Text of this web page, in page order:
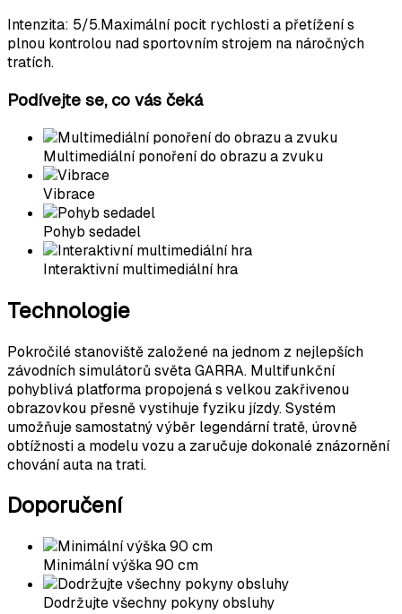
Intenzita: 5/5.Maximální pocit rychlosti a přetížení s
plnou kontrolou nad sportovním strojem na náročných
tratích.
Podívejte se, co vás čeká
Multimediální ponoření do obrazu a zvuku
Vibrace
Pohyb sedadel
Interaktivní multimediální hra
Technologie
Pokročilé stanoviště založené na jednom z nejlepších
závodních simulátorů světa GARRA. Multifunkční
pohyblivá platforma propojená s velkou zakřivenou
obrazovkou přesně vystihuje fyziku jízdy. Systém
umožňuje samostatný výběr legendární tratě, úrovně
obtížnosti a modelu vozu a zaručuje dokonalé znázornění
chování auta na trati.
Doporučení
Minimální výška 90 cm
Dodržujte všechny pokyny obsluhy